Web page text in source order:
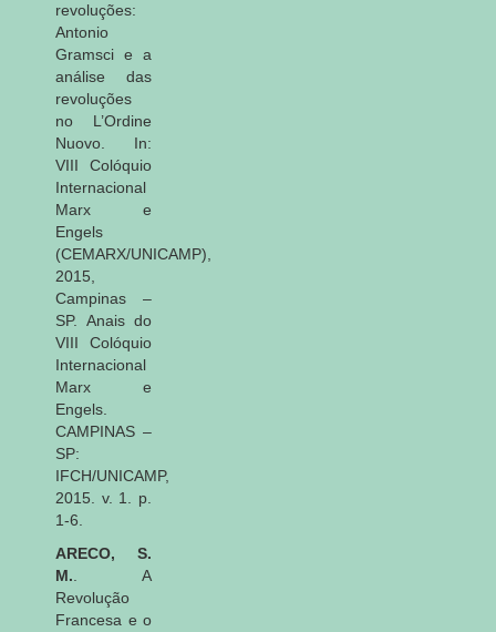
revoluções:
Antonio
Gramsci e a
análise das
revoluções
no L’Ordine
Nuovo. In:
VIII Colóquio
Internacional
Marx e
Engels
(CEMARX/UNICAMP),
2015,
Campinas –
SP. Anais do
VIII Colóquio
Internacional
Marx e
Engels.
CAMPINAS –
SP:
IFCH/UNICAMP,
2015. v. 1. p.
1-6.
ARECO, S.
M. . A
Revolução
Francesa e o